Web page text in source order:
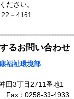
ださい。
－4161
るお問い合わせ
福祉環境部
田3丁目2711番地1
Fax：0258-33-4933